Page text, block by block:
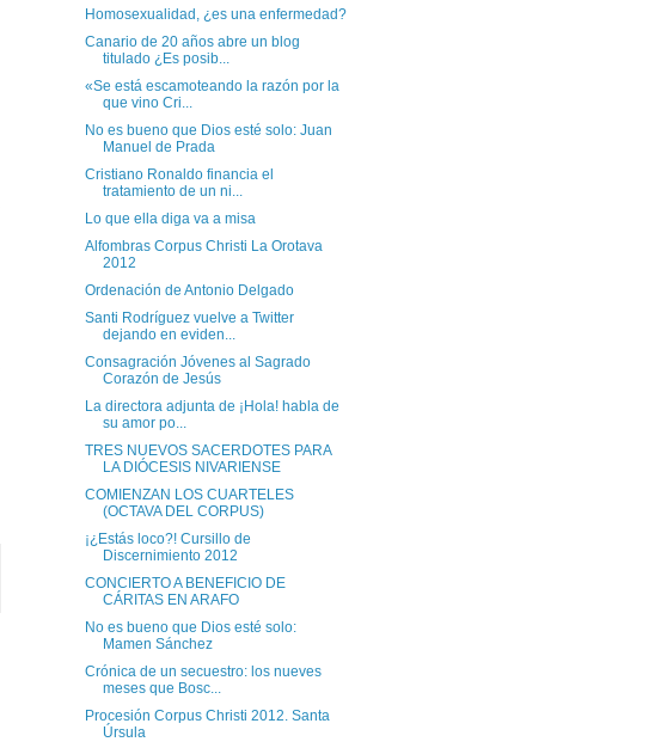
Homosexualidad, ¿es una enfermedad?
Canario de 20 años abre un blog
titulado ¿Es posib...
«Se está escamoteando la razón por la
que vino Cri...
No es bueno que Dios esté solo: Juan
Manuel de Prada
Cristiano Ronaldo financia el
tratamiento de un ni...
Lo que ella diga va a misa
Alfombras Corpus Christi La Orotava
2012
Ordenación de Antonio Delgado
Santi Rodríguez vuelve a Twitter
dejando en eviden...
Consagración Jóvenes al Sagrado
Corazón de Jesús
La directora adjunta de ¡Hola! habla de
su amor po...
TRES NUEVOS SACERDOTES PARA
LA DIÓCESIS NIVARIENSE
COMIENZAN LOS CUARTELES
(OCTAVA DEL CORPUS)
¡¿Estás loco?! Cursillo de
Discernimiento 2012
CONCIERTO A BENEFICIO DE
CÁRITAS EN ARAFO
No es bueno que Dios esté solo:
Mamen Sánchez
Crónica de un secuestro: los nueves
meses que Bosc...
Procesión Corpus Christi 2012. Santa
Úrsula